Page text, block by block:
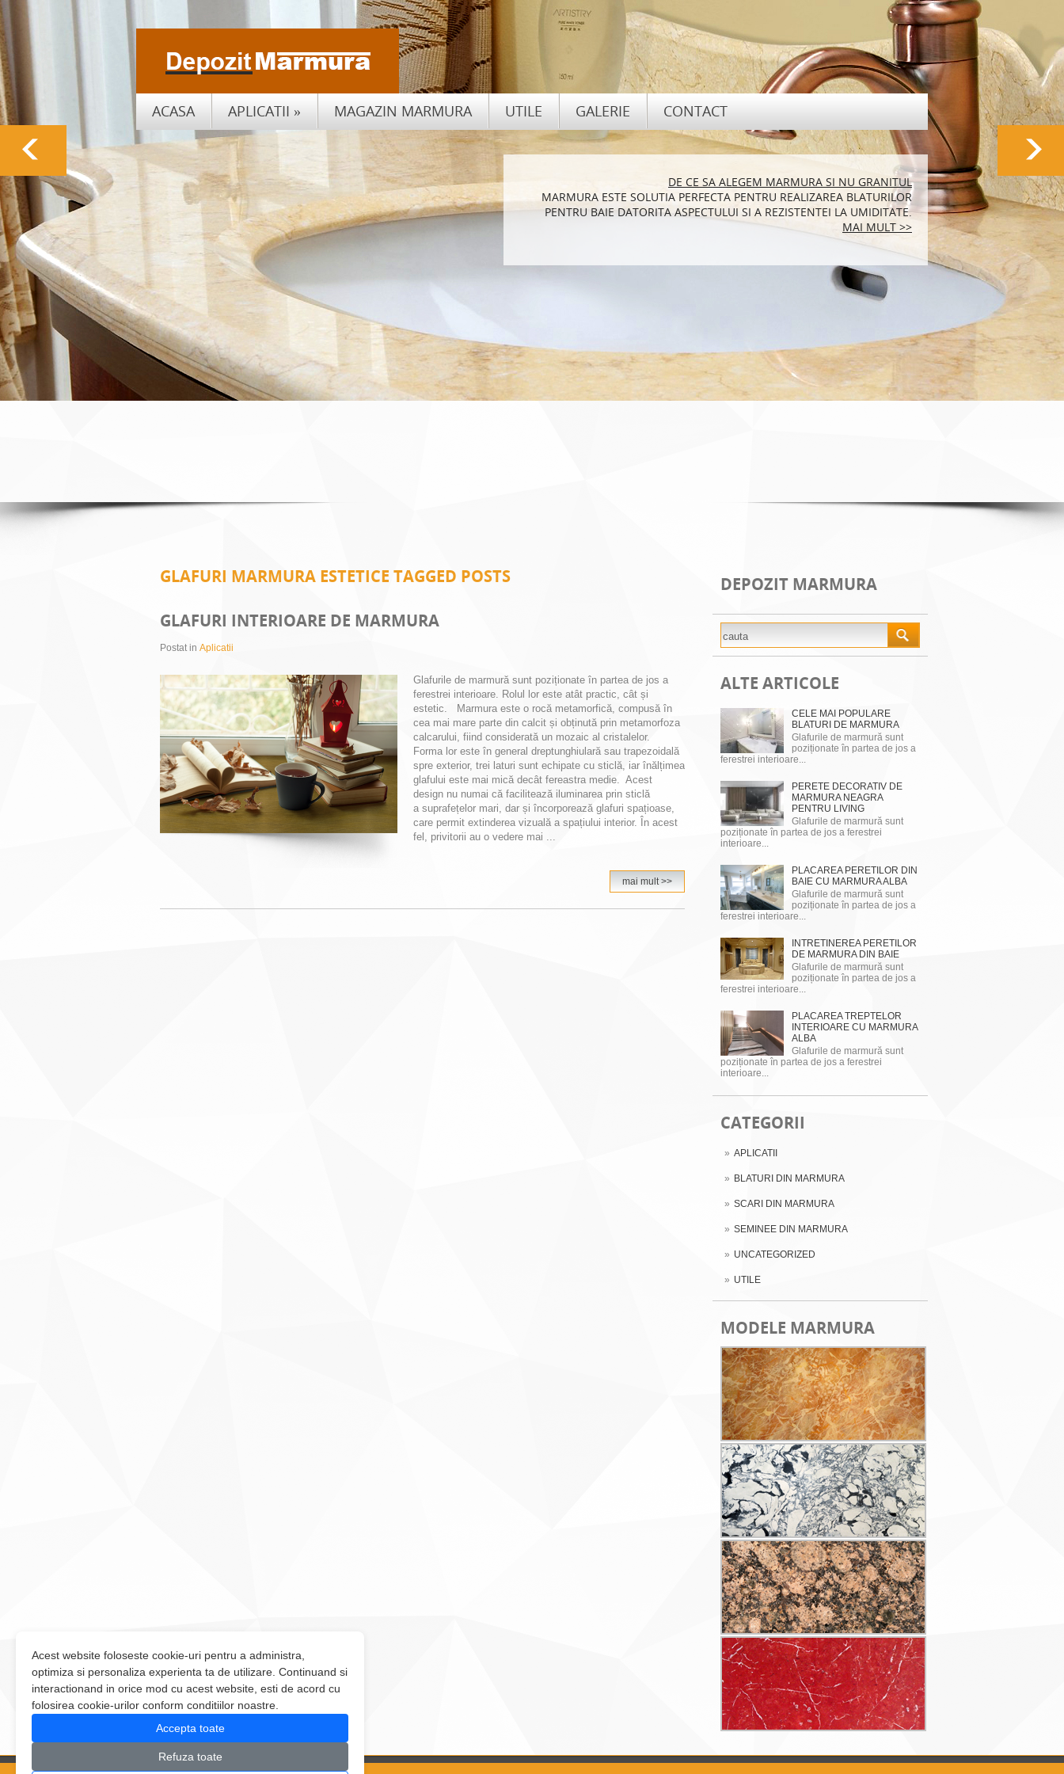
Acest website foloseste cookie-uri pentru a administra,
optimiza si personaliza experienta ta de utilizare. Continuand si
interactionand in orice mod cu acest website, esti de acord cu
folosirea cookie-urilor conform conditiilor noastre.
Accepta toate
Refuza toate
ACASA APLICATII » MAGAZIN MARMURA UTILE GALERIE CONTACT
DE CE SA ALEGEM MARMURA SI NU GRANITUL
MARMURA ESTE SOLUTIA PERFECTA PENTRU REALIZAREA BLATURILOR
PENTRU BAIE DATORITA ASPECTULUI SI A REZISTENTEI LA UMIDITATE.
MAI MULT >>
CUM SA ALEGI PIATRA NATURALA POTRIVITA PENTRU LOCUINTA TA
BLATURILE DE BUCATARIE DIN MARMURA SUNT FOARTE ELEGANTE SI
DE ASEMENEA FOARTE PRACTICE.MAI MULT >>
DEPOZIT MARMURA
ALTE ARTICOLE
CELE MAI POPULARE
BLATURI DE MARMURA
Glafurile de marmură sunt
poziționate în partea de jos a
ferestrei interioare...
PERETE DECORATIV DE
MARMURA NEAGRA
PENTRU LIVING
Glafurile de marmură sunt
poziționate în partea de jos a ferestrei
interioare...
PLACAREA PERETILOR DIN
BAIE CU MARMURA ALBA
Glafurile de marmură sunt
poziționate în partea de jos a
ferestrei interioare...
INTRETINEREA PERETILOR
DE MARMURA DIN BAIE
Glafurile de marmură sunt
poziționate în partea de jos a
ferestrei interioare...
PLACAREA TREPTELOR
INTERIOARE CU MARMURA
ALBA
Glafurile de marmură sunt
poziționate în partea de jos a ferestrei
interioare...
CATEGORII
APLICATII
BLATURI DIN MARMURA
SCARI DIN MARMURA
SEMINEE DIN MARMURA
UNCATEGORIZED
UTILE
MODELE MARMURA
GLAFURI MARMURA ESTETICE TAGGED POSTS
GLAFURI INTERIOARE DE MARMURA
Postat in Aplicatii
Glafurile de marmură sunt poziționate în partea de jos a
ferestrei interioare. Rolul lor este atât practic, cât și
estetic. Marmura este o rocă metamorfică, compusă în
cea mai mare parte din calcit și obținută prin metamorfoza
calcarului, fiind considerată un mozaic al cristalelor.
Forma lor este în general dreptunghiulară sau trapezoidală
spre exterior, trei laturi sunt echipate cu sticlă, iar înălțimea
glafului este mai mică decât fereastra medie. Acest
design nu numai că facilitează iluminarea prin sticlă
a suprafețelor mari, dar și încorporează glafuri spațioase,
care permit extinderea vizuală a spațiului interior. În acest
fel, privitorii au o vedere mai ...
mai mult >>